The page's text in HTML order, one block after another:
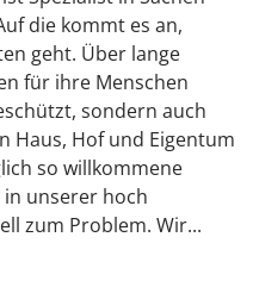
die kommt es an,
geht. Über lange
für ihre Menschen
sondern auch
Haus, Hof und Eigentum
so willkommene
unserer hoch
zum Problem. Wir...